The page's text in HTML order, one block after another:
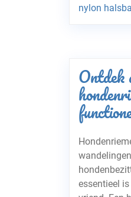
nylon
Ontdek
essentieel